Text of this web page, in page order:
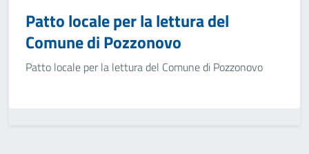
Patto locale per la lettura del
Comune di Pozzonovo
Patto locale per la lettura del Comune di Pozzonovo